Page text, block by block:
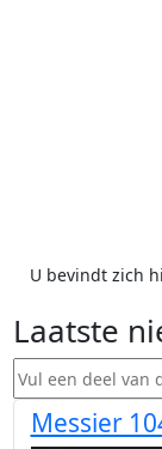
U bevindt zich
Laatste
Vul een deel van
Messier